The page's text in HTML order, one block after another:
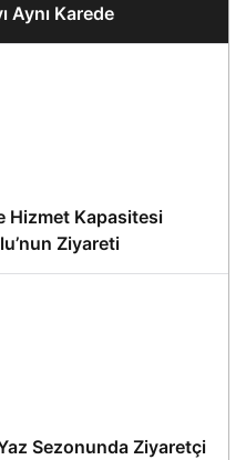
Aynı Karede
Hizmet Kapasitesi
Ziyareti
Sezonunda Ziyaretçi